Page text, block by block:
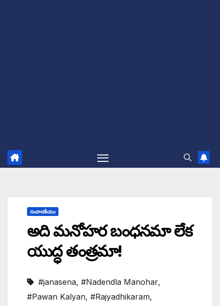
సంపాదకీయం
అది మనోహర బంధనమా లేక
యుద్ధ తంత్రమా!
#janasena, #Nadendla Manohar,
#Pawan Kalyan, #Rajyadhikaram,